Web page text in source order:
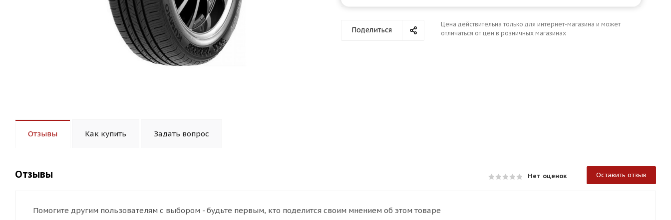
Поделиться
Цена действительна только для интернет-магазина и может
отличаться от цен в розничных магазинах
Отзывы Как купить Задать вопрос
Отзывы Нет оценок Оставить отзыв
Помогите другим пользователям с выбором - будьте первым, кто поделится своим мнением об этом товаре